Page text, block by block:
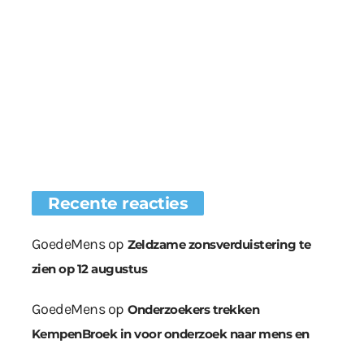
Recente reacties
GoedeMensop Zeldzame zonsverduistering te
zien op 12 augustus
GoedeMensop Onderzoekers trekken
KempenBroek in voor onderzoek naar mens en